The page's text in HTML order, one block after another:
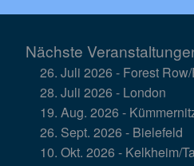
Nächste
26. Juli 2026 - Forest
28. Juli 2026 - London
19. Aug. 2026 -
26. Sept. 2026 - Bielefeld
10. Okt. 2026 - Kelkheim/